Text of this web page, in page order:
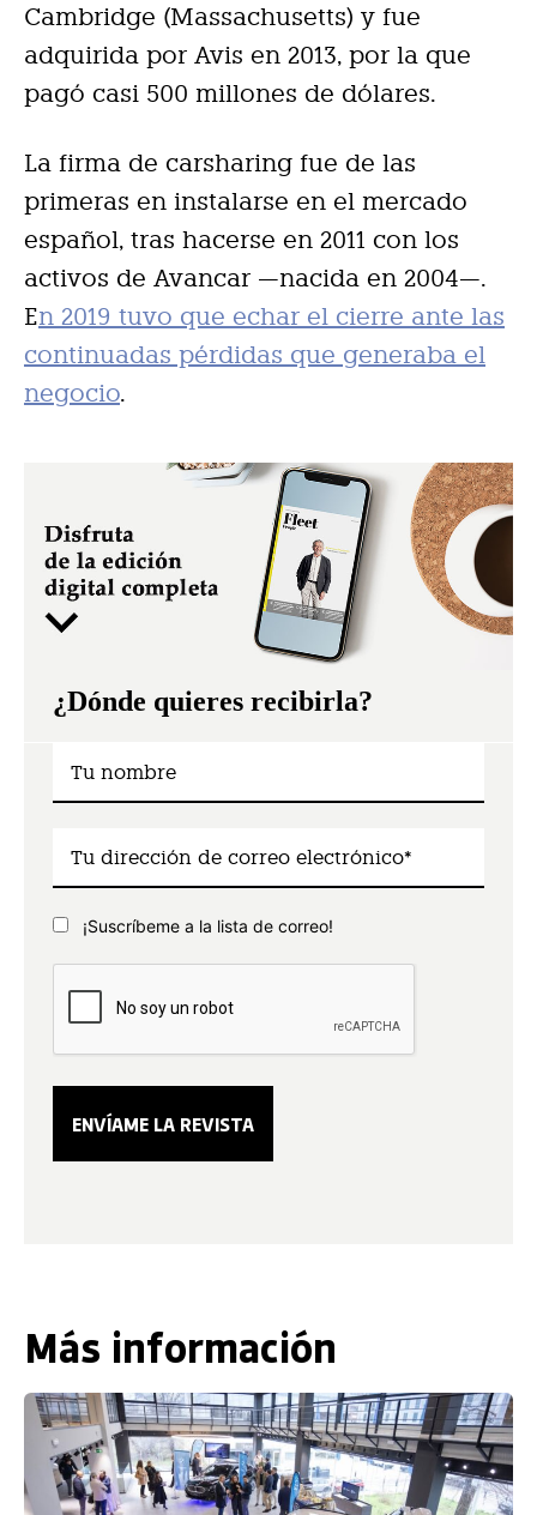
Cambridge (Massachusetts) y fue
adquirida por Avis en 2013, por la que
pagó casi 500 millones de dólares.
La firma de carsharing fue de las
primeras en instalarse en el mercado
español, tras hacerse en 2011 con los
activos de Avancar —nacida en 2004—.
En 2019 tuvo que echar el cierre ante las
continuadas pérdidas que generaba el
negocio.
¿Dónde quieres recibirla?
¡Suscríbeme a la lista de correo!
Más información